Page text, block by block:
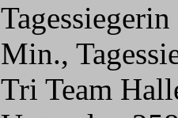
Min.,
Tri Team